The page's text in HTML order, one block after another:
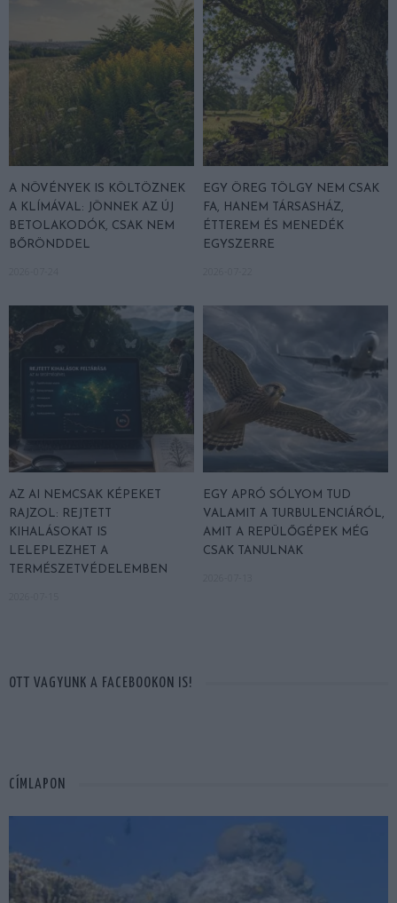
A NÖVÉNYEK IS KÖLTÖZNEK
A KLÍMÁVAL: JÖNNEK AZ ÚJ
BETOLAKODÓK, CSAK NEM
BŐRÖNDDEL
EGY ÖREG TÖLGY NEM CSAK
FA, HANEM TÁRSASHÁZ,
ÉTTEREM ÉS MENEDÉK
EGYSZERRE
AZ AI NEMCSAK KÉPEKET
RAJZOL: REJTETT
KIHALÁSOKAT IS
LELEPLEZHET A
TERMÉSZETVÉDELEMBEN
EGY APRÓ SÓLYOM TUD
VALAMIT A TURBULENCIÁRÓL,
AMIT A REPÜLŐGÉPEK MÉG
CSAK TANULNAK
OTT VAGYUNK A FACEBOOKON IS!
CÍMLAPON